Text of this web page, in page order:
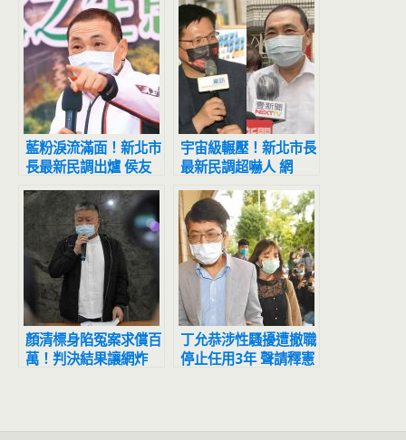
藍粉淚流滿面！新北市
長最新民調出爐 侯友
宜超震撼
宇宙級輾壓！新北市長
最新民調超嚇人 網
驚：滅亡計畫開始
顏清標身陷冤案求償百
萬！判決結果讓網炸
丁允恭涉性騷擾遭撤職
停止任用3年 聲請釋憲